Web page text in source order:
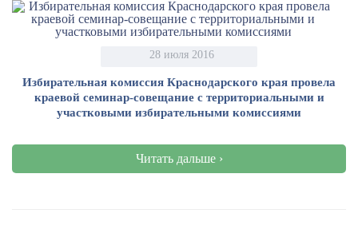
28 июля 2016
Избирательная комиссия Краснодарского края провела
краевой семинар-совещание с территориальными и
участковыми избирательными комиссиями
Читать дальше ›